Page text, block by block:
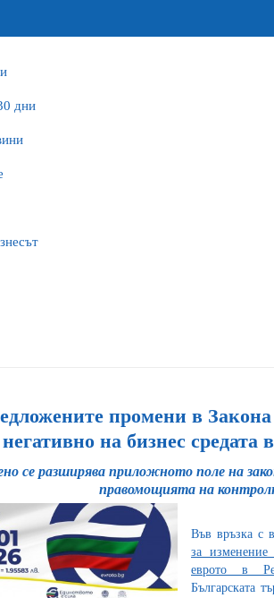
дни
промени в Закона
негативно на бизнес средата
се разширява приложното поле на
правомощията на
Във връзка с
за
еврото в
Българската